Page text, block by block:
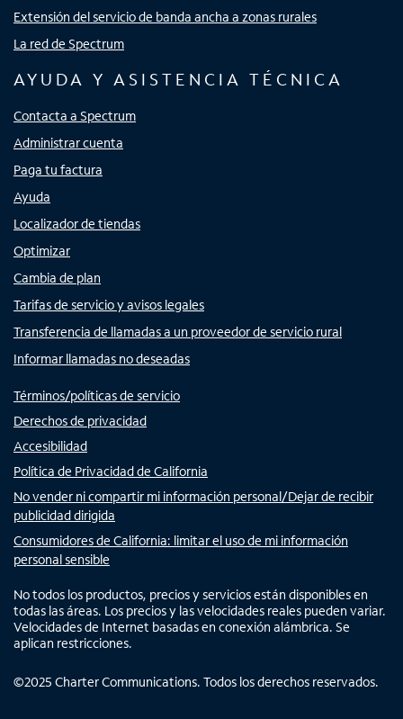
Extensión del servicio de banda ancha a zonas rurales
La red de Spectrum
AYUDA Y ASISTENCIA TÉCNICA
Contacta a Spectrum
Administrar cuenta
Paga tu factura
Ayuda
Localizador de tiendas
Optimizar
Cambia de plan
Tarifas de servicio y avisos legales
Transferencia de llamadas a un proveedor de servicio rural
Informar llamadas no deseadas
Términos/políticas de servicio
Derechos de privacidad
Accesibilidad
Política de Privacidad de California
No vender ni compartir mi información personal/Dejar de recibir
publicidad dirigida
Consumidores de California: limitar el uso de mi información
personal sensible
No todos los productos, precios y servicios están disponibles en
todas las áreas. Los precios y las velocidades reales pueden variar.
Velocidades de Internet basadas en conexión alámbrica. Se
aplican restricciones.
©2025 Charter Communications. Todos los derechos reservados.